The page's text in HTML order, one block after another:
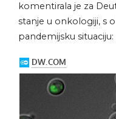
komentirala je za
stanje u onkologiji, s
pandemijsku situaciju: